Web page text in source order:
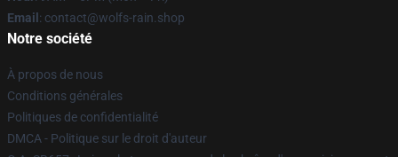
Email : contact@wolfs-rain.shop
Notre société
À propos de nous
Conditions générales
Politiques de confidentialité
DMCA - Politique sur le droit d'auteur